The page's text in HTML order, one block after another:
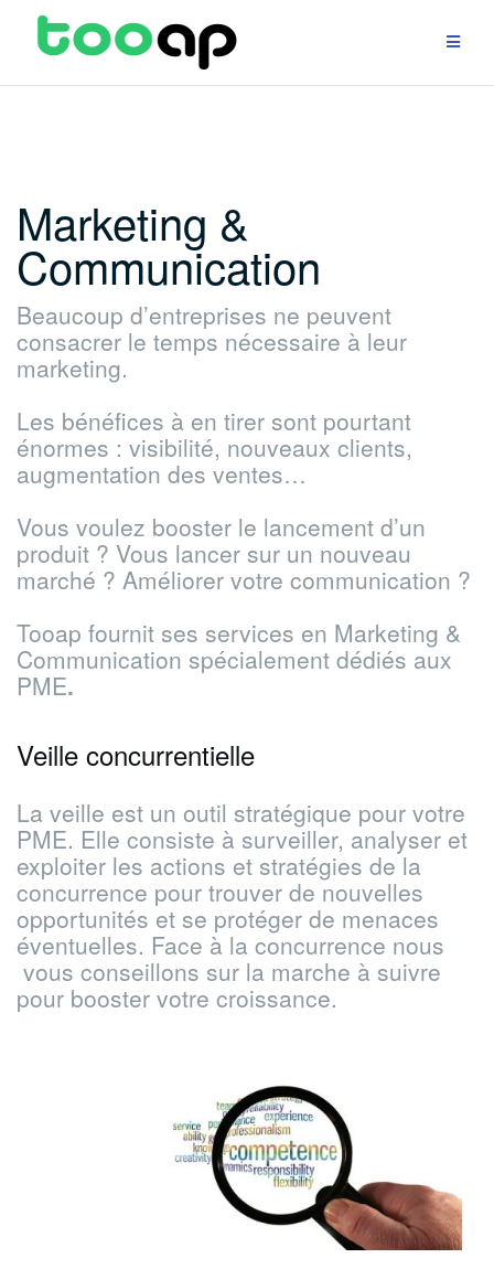
Marketing &
Communication
Beaucoup d’entreprises ne peuvent
consacrer le temps nécessaire à leur
marketing.
Les bénéfices à en tirer sont pourtant
énormes : visibilité, nouveaux clients,
augmentation des ventes…
Vous voulez booster le lancement d’un
produit ? Vous lancer sur un nouveau
marché ? Améliorer votre communication ?
Tooap fournit ses services en Marketing &
Communication spécialement dédiés aux
PME.
Veille concurrentielle
La veille est un outil stratégique pour votre
PME. Elle consiste à surveiller, analyser et
exploiter les actions et stratégies de la
concurrence pour trouver de nouvelles
opportunités et se protéger de menaces
éventuelles. Face à la concurrence nous
vous conseillons sur la marche à suivre
pour booster votre croissance.